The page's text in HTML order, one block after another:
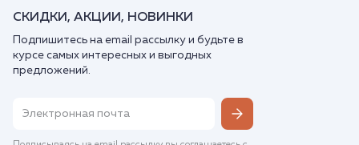
СКИДКИ, АКЦИИ, НОВИНКИ
Подпишитесь на email рассылку и будьте в
курсе самых интересных и выгодных
предложений.